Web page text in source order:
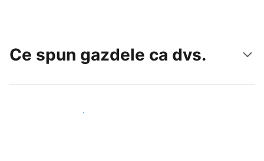
Ce spun gazdele ca dvs.
Alăturați-vă gazdelor ca dvs.